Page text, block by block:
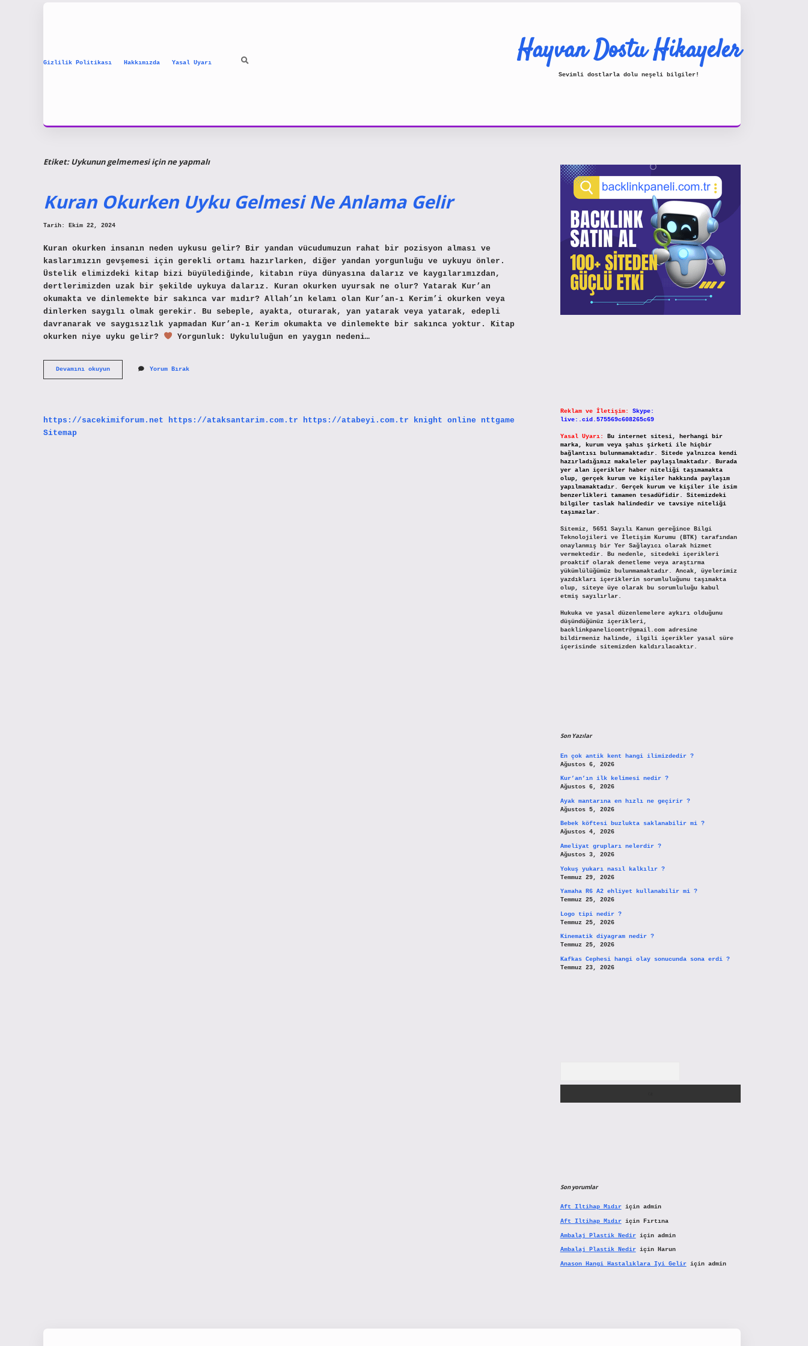
Gizlilik Politikası Hakkımızda Yasal Uyarı Hayvan Dostu Hikayeler
Sevimli dostlarla dolu neşeli bilgiler!
Etiket:Uykunun gelmemesi için ne yapmalı
Kuran Okurken Uyku Gelmesi Ne Anlama Gelir
Tarih: Ekim 22, 2024
Kuran okurken insanın neden uykusu gelir? Bir yandan vücudumuzun rahat bir pozisyon alması ve
kaslarımızın gevşemesi için gerekli ortamı hazırlarken, diğer yandan yorgunluğu ve uykuyu önler.
Üstelik elimizdeki kitap bizi büyülediğinde, kitabın rüya dünyasına dalarız ve kaygılarımızdan,
dertlerimizden uzak bir şekilde uykuya dalarız. Kuran okurken uyursak ne olur? Yatarak Kur’an
okumakta ve dinlemekte bir sakınca var mıdır? Allah’ın kelamı olan Kur’an-ı Kerim’i okurken veya
dinlerken saygılı olmak gerekir. Bu sebeple, ayakta, oturarak, yan yatarak veya yatarak, edepli
davranarak ve saygısızlık yapmadan Kur’an-ı Kerim okumakta ve dinlemekte bir sakınca yoktur. Kitap
okurken niye uyku gelir?
Yorgunluk: Uykululuğun en yaygın nedeni…
Devamını okuyunKuran
Okurken
Gelir
Yorum Bırak
https://sacekimiforum.net https://ataksantarim.com.tr https://atabeyi.com.tr knight online nttgame
Sitemap
Reklam ve İletişim:
Skype:
live:.cid.575569c608265c69
Yasal Uyarı:
Bu internet sitesi, herhangi bir
marka, kurum veya şahıs şirketi ile hiçbir
bağlantısı bulunmamaktadır. Sitede yalnızca kendi
hazırladığımız makaleler paylaşılmaktadır. Burada
yer alan içerikler haber niteliği taşımamakta
olup, gerçek kurum ve kişiler hakkında paylaşım
yapılmamaktadır. Gerçek kurum ve kişiler ile isim
benzerlikleri tamamen tesadüfidir. Sitemizdeki
bilgiler taslak halindedir ve tavsiye niteliği
taşımazlar.
Sitemiz, 5651 Sayılı Kanun gereğince Bilgi
Teknolojileri ve İletişim Kurumu (BTK) tarafından
onaylanmış bir Yer Sağlayıcı olarak hizmet
vermektedir. Bu nedenle, sitedeki içerikleri
proaktif olarak denetleme veya araştırma
yükümlülüğümüz bulunmamaktadır. Ancak, üyelerimiz
yazdıkları içeriklerin sorumluluğunu taşımakta
olup, siteye üye olarak bu sorumluluğu kabul
etmiş sayılırlar.
Hukuka ve yasal düzenlemelere aykırı olduğunu
düşündüğünüz içerikleri,
backlinkpanelicomtr@gmail.comadresine
bildirmeniz halinde, ilgili içerikler yasal süre
içerisinde sitemizden kaldırılacaktır.
Son Yazılar
En çok antik kent hangi ilimizdedir ?
Ağustos 6, 2026
Kur’an’ın ilk kelimesi nedir ?
Ağustos 6, 2026
Ayak mantarına en hızlı ne geçirir ?
Ağustos 5, 2026
Bebek köftesi buzlukta saklanabilir mi ?
Ağustos 4, 2026
Ameliyat grupları nelerdir ?
Ağustos 3, 2026
Yokuş yukarı nasıl kalkılır ?
Temmuz 29, 2026
Yamaha R6 A2 ehliyet kullanabilir mi ?
Temmuz 25, 2026
Logo tipi nedir ?
Temmuz 25, 2026
Kinematik diyagram nedir ?
Temmuz 25, 2026
Kafkas Cephesi hangi olay sonucunda sona erdi ?
Temmuz 23, 2026
Son yorumlar
Aft Iltihap Mıdıriçin admin
Aft Iltihap Mıdıriçin Fırtına
Ambalaj Plastik Nediriçin admin
Ambalaj Plastik Nediriçin Harun
Anason Hangi Hastalıklara Iyi Geliriçin admin